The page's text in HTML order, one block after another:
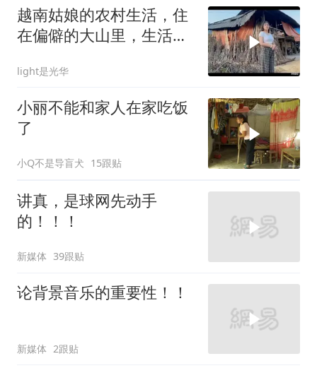
越南姑娘的农村生活，住
在偏僻的大山里，生活感
light是光华
小丽不能和家人在家吃饭
了
小Q不是导盲犬 15跟贴
讲真，是球网先动手
的！！！
新媒体 39跟贴
论背景音乐的重要性！！
新媒体 2跟贴